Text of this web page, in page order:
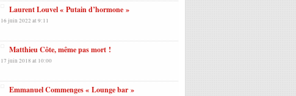
Laurent Louvel « Putain d’hormone »
16 juin 2022 at 9:11
Matthieu Côte, même pas mort !
17 juin 2018 at 10:00
Emmanuel Commenges « Lounge bar »